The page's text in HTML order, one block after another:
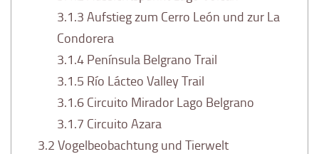
3.1.3 Aufstieg zum Cerro León und zur La
Condorera
3.1.4 Península Belgrano Trail
3.1.5 Río Lácteo Valley Trail
3.1.6 Circuito Mirador Lago Belgrano
3.1.7 Circuito Azara
3.2 Vogelbeobachtung und Tierwelt